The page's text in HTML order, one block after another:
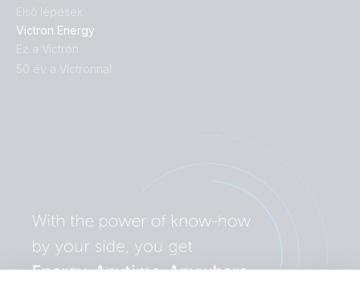
Első lépések
Victron Energy
Ez a Victron
50 év a Victronnal